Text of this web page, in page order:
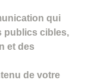
qui
publics cibles,
et des
de votre